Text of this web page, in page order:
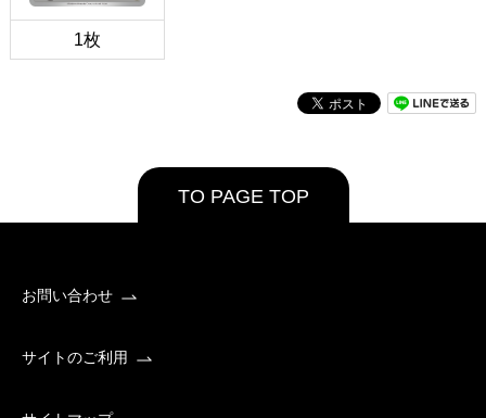
1枚
TO PAGE TOP
お問い合わせ
サイトのご利用